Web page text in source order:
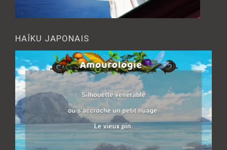
HAÎKU JAPONAIS